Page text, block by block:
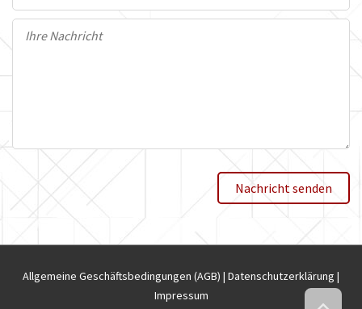
Allgemeine Geschäftsbedingungen (AGB) Datenschutzerklärung
Impressum